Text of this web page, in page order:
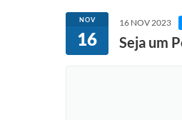
NOV
16
16 NOV 2023
Seja um